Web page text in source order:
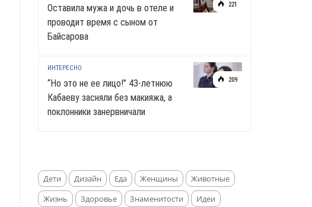
221
Оставила мужа и дочь в отеле и
проводит время с сыном от
Байсарова
209
ИНТЕРЕСНО
“Но это не ее лицо!” 43-летнюю
Кабаеву засняли без макияжа, а
поклонники занервничали
Дети Дизайн Еда Женщины
Животные
Жизнь
Здоровье Знаменитости
Идеи